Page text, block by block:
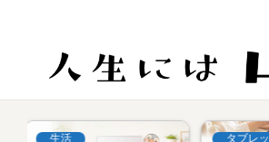
タブレット